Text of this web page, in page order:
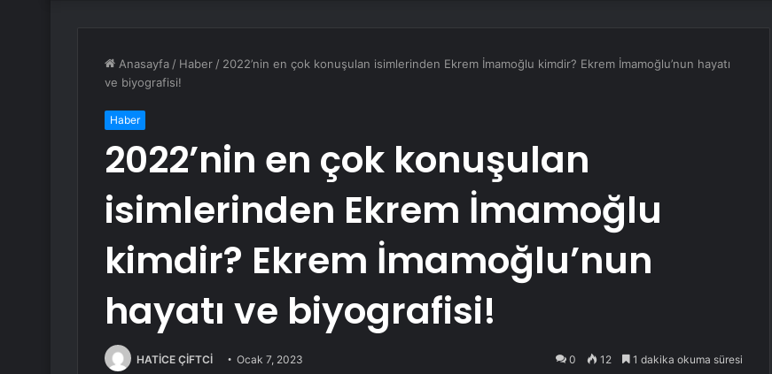
Anasayfa / Haber / 2022’nin en çok konuşulan isimlerinden Ekrem İmamoğlu kimdir? Ekrem İmamoğlu’nun hayatı
ve biyografisi!
Haber
2022’nin en çok konuşulan
isimlerinden Ekrem İmamoğlu
kimdir? Ekrem İmamoğlu’nun
hayatı ve biyografisi!
HATİCE ÇİFTCİ Ocak 7, 2023 0 12 1 dakika okuma süresi